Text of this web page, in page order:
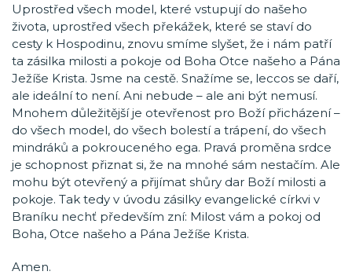
Uprostřed všech model, které vstupují do našeho
života, uprostřed všech překážek, které se staví do
cesty k Hospodinu, znovu smíme slyšet, že i nám patří
ta zásilka milosti a pokoje od Boha Otce našeho a Pána
Ježíše Krista. Jsme na cestě. Snažíme se, leccos se daří,
ale ideální to není. Ani nebude – ale ani být nemusí.
Mnohem důležitější je otevřenost pro Boží přicházení –
do všech model, do všech bolestí a trápení, do všech
mindráků a pokrouceného ega. Pravá proměna srdce
je schopnost přiznat si, že na mnohé sám nestačím. Ale
mohu být otevřený a přijímat shůry dar Boží milosti a
pokoje. Tak tedy v úvodu zásilky evangelické církvi v
Braníku nechť především zní: Milost vám a pokoj od
Boha, Otce našeho a Pána Ježíše Krista.
Amen.